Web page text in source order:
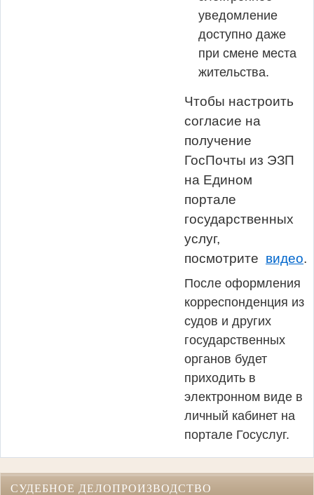
уведомление
доступно даже
при смене места
жительства.
Чтобы настроить
согласие на
получение
ГосПочты из ЭЗП
на Едином
портале
государственных
услуг,
посмотрите видео.
После оформления
корреспонденция из
судов и других
государственных
органов будет
приходить в
электронном виде в
личный кабинет на
портале Госуслуг.
СУДЕБНОЕ ДЕЛОПРОИЗВОДСТВО